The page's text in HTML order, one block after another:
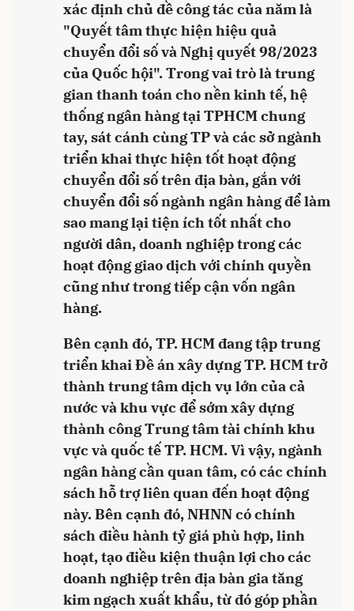
xác định chủ đề công tác của năm là
"Quyết tâm thực hiện hiệu quả
chuyển đổi số và Nghị quyết 98/2023
của Quốc hội". Trong vai trò là trung
gian thanh toán cho nền kinh tế, hệ
thống ngân hàng tại TPHCM chung
tay, sát cánh cùng TP và các sở ngành
triển khai thực hiện tốt hoạt động
chuyển đổi số trên địa bàn, gắn với
chuyển đổi số ngành ngân hàng để làm
sao mang lại tiện ích tốt nhất cho
người dân, doanh nghiệp trong các
hoạt động giao dịch với chính quyền
cũng như trong tiếp cận vốn ngân
hàng.
Bên cạnh đó, TP. HCM đang tập trung
triển khai Đề án xây dựng TP. HCM trở
thành trung tâm dịch vụ lớn của cả
nước và khu vực để sớm xây dựng
thành công Trung tâm tài chính khu
vực và quốc tế TP. HCM. Vì vậy, ngành
ngân hàng cần quan tâm, có các chính
sách hỗ trợ liên quan đến hoạt động
này. Bên cạnh đó, NHNN có chính
sách điều hành tỷ giá phù hợp, linh
hoạt, tạo điều kiện thuận lợi cho các
doanh nghiệp trên địa bàn gia tăng
kim ngạch xuất khẩu, từ đó góp phần